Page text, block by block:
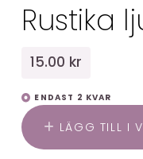
Rustika
15.00 kr
ENDAST 2 KVAR
LÄGG TILL I